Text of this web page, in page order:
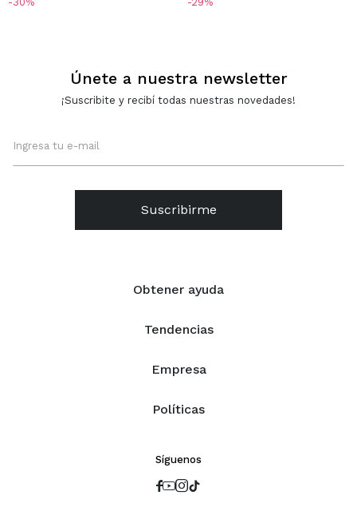
Obtener ayuda
Tendencias
Empresa
Políticas
Únete a nuestra newsletter
¡Suscribite y recibí todas nuestras novedades!
Suscribirme
Síguenos
